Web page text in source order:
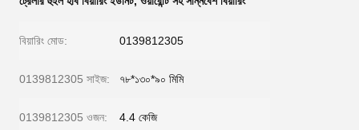
বিয়ারিং মোড: 0139812305
0139812305 সাইজ: ৭৮*১৩০*৯০ মিমি
0139812305 ওজন: 4.4 কেজি